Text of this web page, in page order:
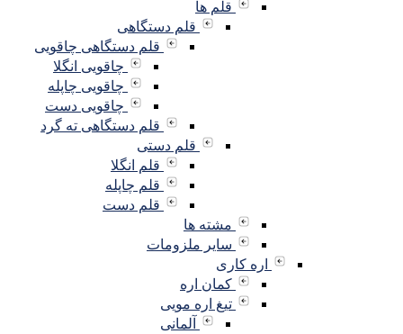
قلم ها
قلم دستگاهی
قلم دستگاهی چاقویی
چاقویی انگلا
چاقویی چاپله
چاقویی دست
قلم دستگاهی ته گرد
قلم دستی
قلم انگلا
قلم چاپله
قلم دست
مشته ها
سایر ملزومات
اره کاری
کمان اره
تیغ اره مویی
آلمانی